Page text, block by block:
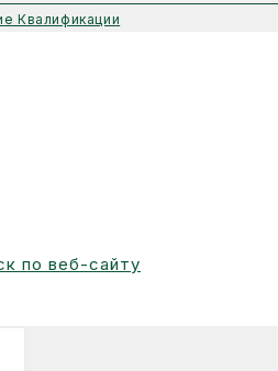
Квалификации
по веб-сайту